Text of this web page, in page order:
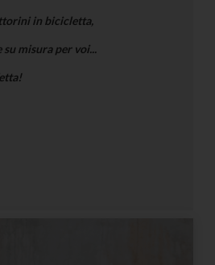
in bicicletta,
misura per voi...